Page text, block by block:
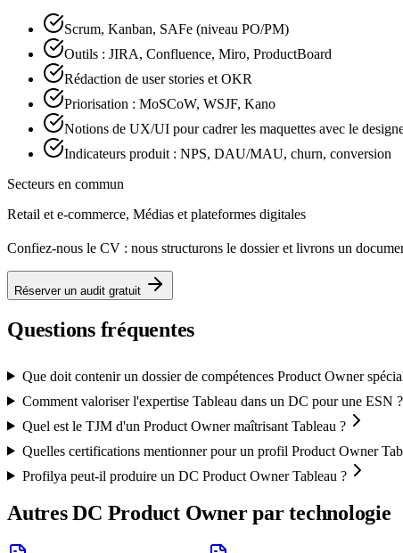
Scrum, Kanban, SAFe (niveau PO/PM)
Outils : JIRA, Confluence, Miro, ProductBoard
Rédaction de user stories et OKR
Priorisation : MoSCoW, WSJF, Kano
Notions de UX/UI pour cadrer les maquettes avec le
Indicateurs produit : NPS, DAU/MAU, churn, conversion
Secteurs en commun
Retail et e-commerce, Médias et plateformes digitales
Confiez-nous le CV : nous structurons le dossier et livrons un
Réserver un audit gratuit
Questions fréquentes
Que doit contenir un dossier de compétences Product Owner
Comment valoriser l'expertise Tableau dans un DC pour une ESN ?
Quel est le TJM d'un Product Owner maîtrisant Tableau ?
Quelles certifications mentionner pour un profil Product Owner
Profilya peut-il produire un DC Product Owner Tableau ?
Autres DC Product Ownerpar technologie